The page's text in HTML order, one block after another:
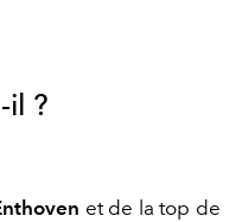
il ?
et de la top de